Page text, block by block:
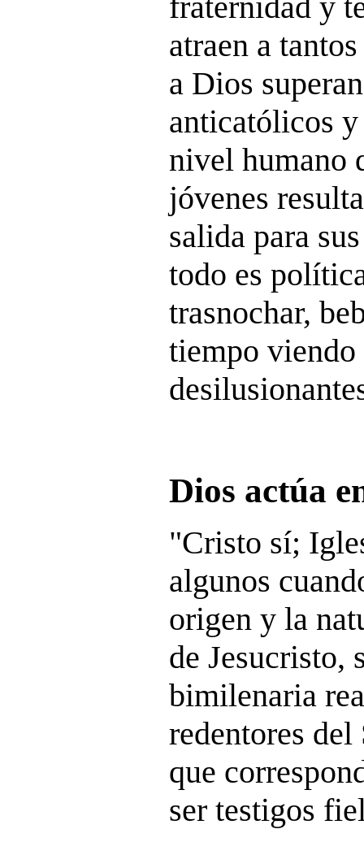
atraen a
a Dios
anticatólicos
nivel humano
jóvenes
salida para
todo es
trasnochar,
tiempo viendo
Dios actúa
"Cristo sí;
algunos
origen y la
de Jesucristo,
bimilenaria
redentores
que
ser testigos